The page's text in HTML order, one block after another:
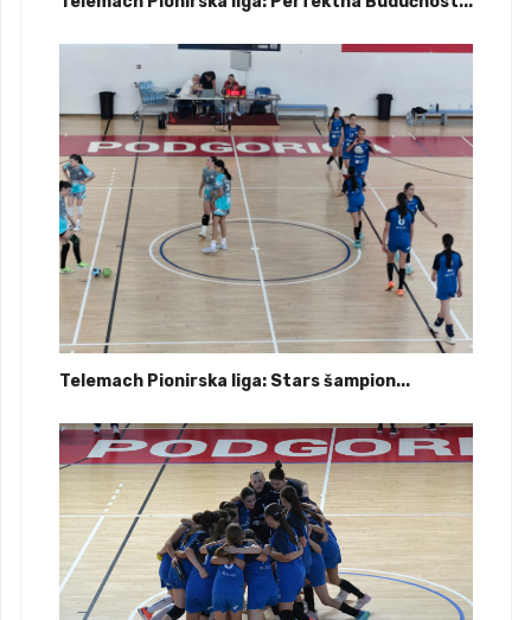
Telemach Pionirska liga: Stars šampion...